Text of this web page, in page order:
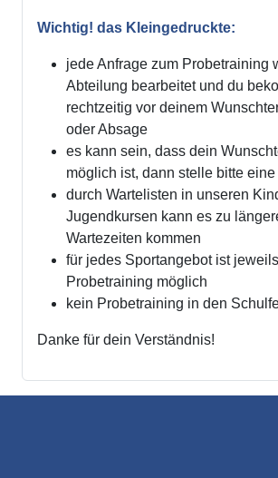
Wichtig! das Kleingedruckte:
jede Anfrage zum Probetraining
Abteilung bearbeitet und du
rechtzeitig vor deinem
oder Absage
es kann sein, dass dein
möglich ist, dann stelle bitte
durch Wartelisten in unseren
Jugendkursen kann es zu
Wartezeiten kommen
für jedes Sportangebot ist
Probetraining möglich
kein Probetraining in den
Danke für dein Verständnis!